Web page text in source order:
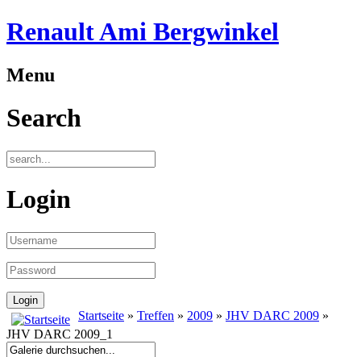
Renault Ami Bergwinkel
Menu
Search
Login
Startseite » Treffen » 2009 » JHV DARC 2009 »
JHV DARC 2009_1